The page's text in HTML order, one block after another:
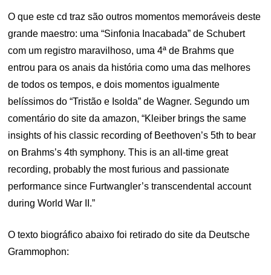
O que este cd traz são outros momentos memoráveis deste
grande maestro: uma “Sinfonia Inacabada” de Schubert
com um registro maravilhoso, uma 4ª de Brahms que
entrou para os anais da história como uma das melhores
de todos os tempos, e dois momentos igualmente
belíssimos do “Tristão e Isolda” de Wagner. Segundo um
comentário do site da amazon, “Kleiber brings the same
insights of his classic recording of Beethoven’s 5th to bear
on Brahms’s 4th symphony. This is an all-time great
recording, probably the most furious and passionate
performance since Furtwangler’s transcendental account
during World War II.”
O texto biográfico abaixo foi retirado do site da Deutsche
Grammophon: